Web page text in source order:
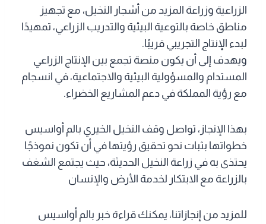
الزراعية وزراعة المزيد من أشجار النخيل، مع تجهيز
مناطق خاصة بالتوعية البيئية والتدريب الزراعي، تمهيدًا
لبدء الإنتاج التجريبي قريبًا.
ويهدف إلى أن يكون منصة تجمع بين الإنتاج الزراعي
المستدام والمسؤولية البيئية والاجتماعية، في انسجام
مع رؤية المملكة في دعم المشاريع الخضراء.
بهذا الإنجاز، تواصل وقف النخيل الخيري بالم أواسيس
خطواتها بثبات نحو تحقيق رؤيتها في أن تكون نموذجًا
يحتذى به في زراعة النخيل الحديثة، حيث يجتمع الشغف
بالزراعة مع الابتكار لخدمة الأرض والإنسان
للمزيد من إنجازاتنا، يمكنك قراءة خبر بالم أواسيس